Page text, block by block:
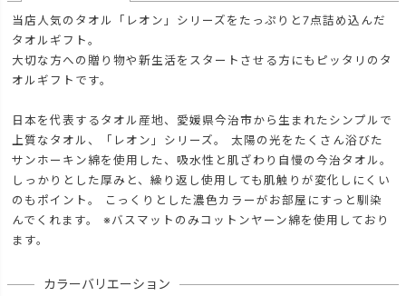
当店人気のタオル「レオン」シリーズをたっぷりと7点詰め込んだ
タオルギフト。
大切な方への贈り物や新生活をスタートさせる方にもピッタリのタ
オルギフトです。
日本を代表するタオル産地、愛媛県今治市から生まれたシンプルで
上質なタオル、「レオン」シリーズ。 太陽の光をたくさん浴びた
サンホーキン綿を使用した、吸水性と肌ざわり自慢の今治タオル。
しっかりとした厚みと、繰り返し使用しても肌触りが変化しにくい
のもポイント。 こっくりとした濃色カラーがお部屋にすっと馴染
んでくれます。 ※バスマットのみコットンヤーン綿を使用しており
ます。
カラーバリエーション